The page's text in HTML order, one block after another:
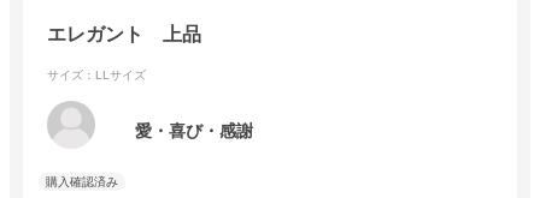
エレガント 上品
サイズ：LLサイズ
愛・喜び・感謝